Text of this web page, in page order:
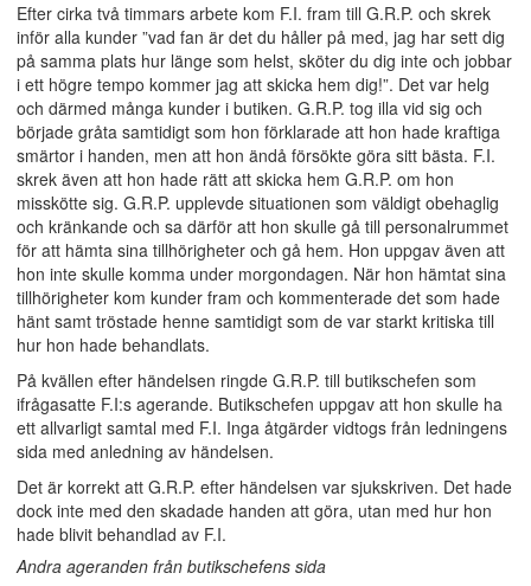
Efter cirka två timmars arbete kom F.I. fram till G.R.P. och skrek
inför alla kunder ”vad fan är det du håller på med, jag har sett dig
på samma plats hur länge som helst, sköter du dig inte och jobbar
i ett högre tempo kommer jag att skicka hem dig!”. Det var helg
och därmed många kunder i butiken. G.R.P. tog illa vid sig och
började gråta samtidigt som hon förklarade att hon hade kraftiga
smärtor i handen, men att hon ändå försökte göra sitt bästa. F.I.
skrek även att hon hade rätt att skicka hem G.R.P. om hon
misskötte sig. G.R.P. upplevde situationen som väldigt obehaglig
och kränkande och sa därför att hon skulle gå till personalrummet
för att hämta sina tillhörigheter och gå hem. Hon uppgav även att
hon inte skulle komma under morgondagen. När hon hämtat sina
tillhörigheter kom kunder fram och kommenterade det som hade
hänt samt tröstade henne samtidigt som de var starkt kritiska till
hur hon hade behandlats.
På kvällen efter händelsen ringde G.R.P. till butikschefen som
ifrågasatte F.I:s agerande. Butikschefen uppgav att hon skulle ha
ett allvarligt samtal med F.I. Inga åtgärder vidtogs från ledningens
sida med anledning av händelsen.
Det är korrekt att G.R.P. efter händelsen var sjukskriven. Det hade
dock inte med den skadade handen att göra, utan med hur hon
hade blivit behandlad av F.I.
Andra ageranden från butikschefens sida